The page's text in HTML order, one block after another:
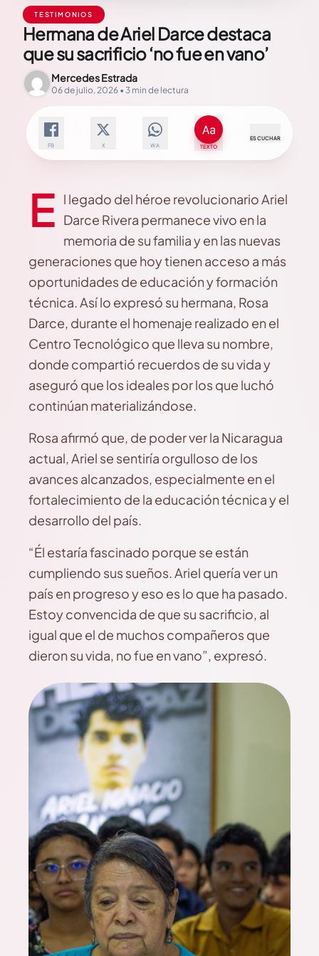
TESTIMONIOS
Hermana de Ariel Darce destaca
que su sacrificio ‘no fue en vano’
Mercedes Estrada
06 de julio, 2026 • 3 min de lectura
FB X WA TEXTO
ESCUCHAR
E l legado del héroe revolucionario Ariel
Darce Rivera permanece vivo en la
memoria de su familia y en las nuevas
generaciones que hoy tienen acceso a más
oportunidades de educación y formación
técnica. Así lo expresó su hermana, Rosa
Darce, durante el homenaje realizado en el
Centro Tecnológico que lleva su nombre,
donde compartió recuerdos de su vida y
aseguró que los ideales por los que luchó
continúan materializándose.
Rosa afirmó que, de poder ver la Nicaragua
actual, Ariel se sentiría orgulloso de los
avances alcanzados, especialmente en el
fortalecimiento de la educación técnica y el
desarrollo del país.
“Él estaría fascinado porque se están
cumpliendo sus sueños. Ariel quería ver un
país en progreso y eso es lo que ha pasado.
Estoy convencida de que su sacrificio, al
igual que el de muchos compañeros que
dieron su vida, no fue en vano”, expresó.